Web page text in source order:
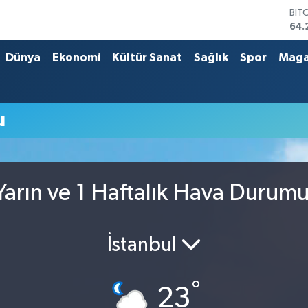
Dünya Ekonomi Kültür Sanat Sağlık Spor
ve 1 Haftalık Hava
İstanbul
23°